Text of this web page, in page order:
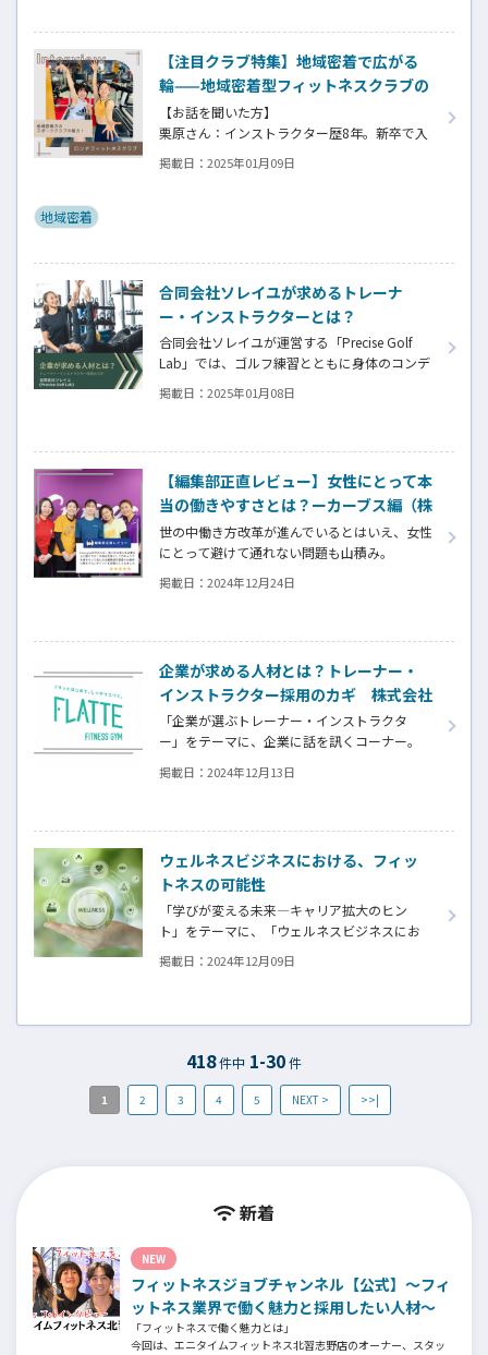
【注目クラブ特集】地域密着で広がる
輪——地域密着型フィットネスクラブの
魅力
【お話を聞いた方】
栗原さん：インストラクター歴8年。新卒で入
社し在籍8年目。
田村さん：インストラクター歴3年。他総合型
掲載日： 2025年01月09日
地域密着
合同会社ソレイユが求めるトレーナ
ー・インストラクターとは？
合同会社ソレイユが運営する「Precise Golf
Lab」では、ゴルフ練習とともに身体のコンデ
ィションを整える独自のアプローチを提供し
ています。ここでは、トレーナーやインストラ
掲載日： 2025年01月08日
【編集部正直レビュー】女性にとって本
当の働きやすさとは？ーカーブス編（株
式会社サークフィット）
世の中働き方改革が進んでいるとはいえ、女性
にとって避けて通れない問題も山積み。
本当の意味で女性が輝いていて、長く働ける会
社を特集したいと考えていた中で、
ネス施設で、生き生きとスタッフが働ける秘
密は何なのか。
そんなカーブスを運営する、株式会社サークフ
ィットのお二人に話を聞きました。
掲載日： 2024年12月24日
企業が求める人材とは？トレーナー・
インストラクター採用のカギ 株式会社
ファノーヴァ（FLATTE）
「企業が選ぶトレーナー・インストラクタ
ー」をテーマに、企業に話を訊くコーナー。
今回は、セミパーソナルトレーニング
「FLATTE」を展開する、株式会社ファノーヴ
掲載日： 2024年12月13日
ウェルネスビジネスにおける、フィッ
トネスの可能性
「学びが変える未来―キャリア拡大のヒン
ト」をテーマに、「ウェルネスビジネスにお
けるフィットネスの可能性」に注目します。今
回は、今後の日本のフィットネス業界の戦略
掲載日： 2024年12月09日
418件中 1-30件
1 2 3 4 5 NEXT > >>|
新着
NEW
フィットネスジョブチャンネル【公式】～フィ
ットネス業界で働く魅力と採用したい人材～
「フィットネスで働く魅力とは」
今回は、エニタイムフィットネス北習志野店のオーナー、スタッ